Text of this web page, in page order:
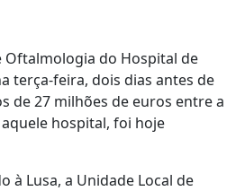
Oftalmologia do Hospital de
terça-feira, dois dias antes de
de 27 milhões de euros entre a
hospital, foi hoje
à Lusa, a Unidade Local de